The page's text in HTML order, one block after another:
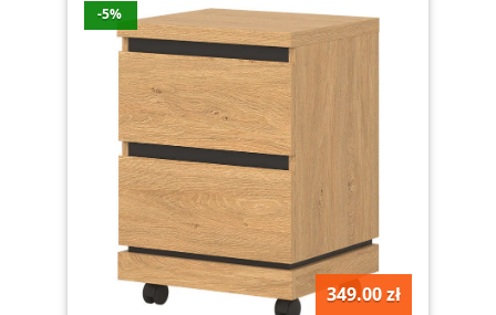
-5%
349.00 zł